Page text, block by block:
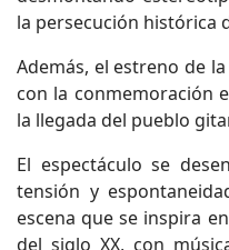
la persecución histórica
Además, el estreno de
con la conmemoración
la llegada del pueblo
El espectáculo se
tensión y
escena que se inspira
del siglo XX, con